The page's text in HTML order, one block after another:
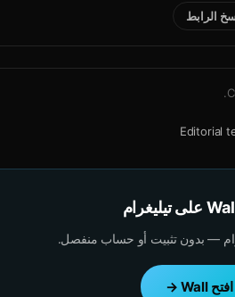
الرابط
.
Editorial
— بدون تثبيت أو حساب منفصل.
افتح Wall →